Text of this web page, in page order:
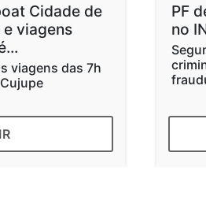
Cidade de
viagens
viagens das 7h
PF
no